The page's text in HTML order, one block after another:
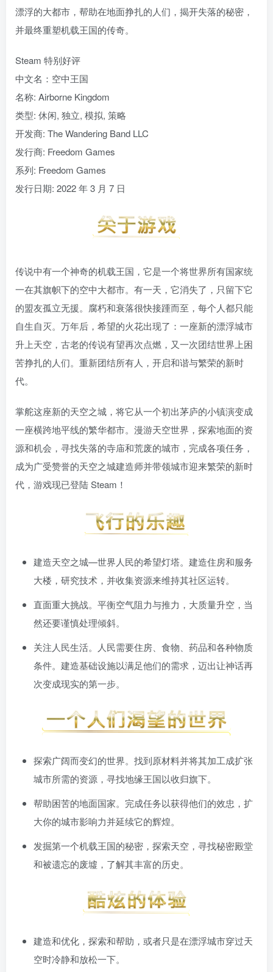
漂浮的大都市，帮助在地面挣扎的人们，揭开失落的秘密，
并最终重塑机载王国的传奇。
Steam 特别好评
中文名：空中王国
名称: Airborne Kingdom
类型: 休闲, 独立, 模拟, 策略
开发商: The Wandering Band LLC
发行商: Freedom Games
系列: Freedom Games
发行日期: 2022 年 3 月 7 日
传说中有一个神奇的机载王国，它是一个将世界所有国家统
一在其旗帜下的空中大都市。有一天，它消失了，只留下它
的盟友孤立无援。腐朽和衰落很快接踵而至，每个人都只能
自生自灭。万年后，希望的火花出现了：一座新的漂浮城市
升上天空，古老的传说有望再次点燃，又一次团结世界上困
苦挣扎的人们。重新团结所有人，开启和谐与繁荣的新时
代。
掌舵这座新的天空之城，将它从一个初出茅庐的小镇演变成
一座横跨地平线的繁华都市。漫游天空世界，探索地面的资
源和机会，寻找失落的寺庙和荒废的城市，完成各项任务，
成为广受赞誉的天空之城建造师并带领城市迎来繁荣的新时
代，游戏现已登陆 Steam！
建造天空之城—世界人民的希望灯塔。建造住房和服务
大楼，研究技术，并收集资源来维持其社区运转。
直面重大挑战。平衡空气阻力与推力，大质量升空，当
然还要谨慎处理倾斜。
关注人民生活。人民需要住房、食物、药品和各种物质
条件。建造基础设施以满足他们的需求，迈出让神话再
次变成现实的第一步。
探索广阔而变幻的世界。找到原材料并将其加工成扩张
城市所需的资源，寻找地缘王国以收归旗下。
帮助困苦的地面国家。完成任务以获得他们的效忠，扩
大你的城市影响力并延续它的辉煌。
发掘第一个机载王国的秘密，探索天空，寻找秘密殿堂
和被遗忘的废墟，了解其丰富的历史。
建造和优化，探索和帮助，或者只是在漂浮城市穿过天
空时冷静和放松一下。